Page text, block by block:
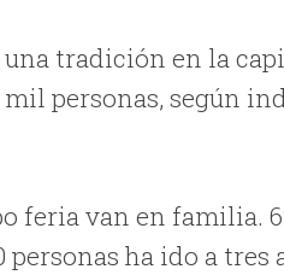
tradición en la
personas, según
feria van en familia.
ha ido a tres